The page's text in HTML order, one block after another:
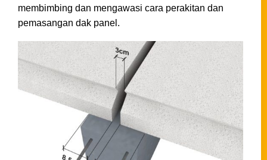
membimbing dan mengawasi cara perakitan dan
pemasangan dak panel.